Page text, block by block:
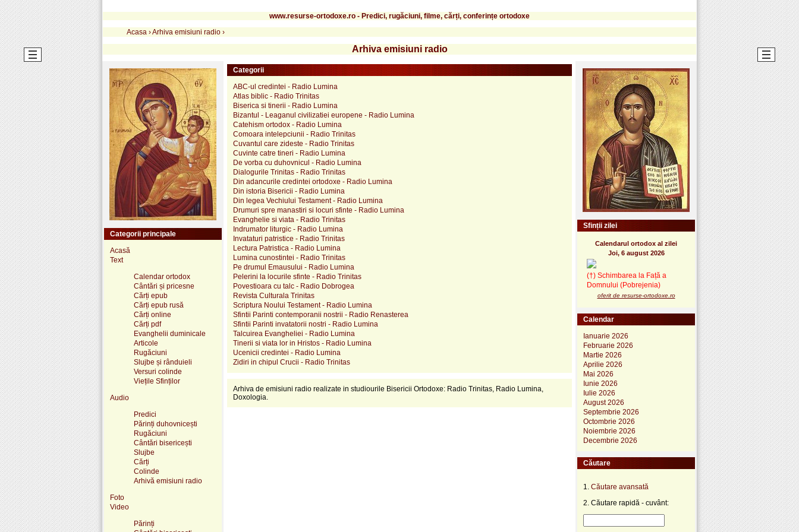
www.resurse-ortodoxe.ro - Predici, rugăciuni, filme, cărți, conferințe ortodoxe
Acasa ›Arhiva emisiuni radio ›
Arhiva emisiuni radio
Categorii principale
Acasă
Text
Calendar ortodox
Cântări și pricesne
Cărți epub
Cărți epub rusă
Cărți online
Cărți pdf
Evanghelii duminicale
Articole
Rugăciuni
Slujbe și rânduieli
Versuri colinde
Viețile Sfinților
Audio
Predici
Părinți duhovnicești
Rugăciuni
Cântări bisericești
Slujbe
Cărți
Colinde
Arhivă emisiuni radio
Foto
Video
Părinți
Categorii
ABC-ul credintei - Radio Lumina
Atlas biblic - Radio Trinitas
Biserica si tinerii - Radio Lumina
Bizantul - Leaganul civilizatiei europene - Radio Lumina
Catehism ortodox - Radio Lumina
Comoara intelepciunii - Radio Trinitas
Cuvantul care zideste - Radio Trinitas
Cuvinte catre tineri - Radio Lumina
De vorba cu duhovnicul - Radio Lumina
Dialogurile Trinitas - Radio Trinitas
Din adancurile credintei ortodoxe - Radio Lumina
Din istoria Bisericii - Radio Lumina
Din legea Vechiului Testament - Radio Lumina
Drumuri spre manastiri si locuri sfinte - Radio Lumina
Evanghelie si viata - Radio Trinitas
Indrumator liturgic - Radio Lumina
Invataturi patristice - Radio Trinitas
Lectura Patristica - Radio Lumina
Lumina cunostintei - Radio Trinitas
Pe drumul Emausului - Radio Lumina
Pelerini la locurile sfinte - Radio Trinitas
Povestioara cu talc - Radio Dobrogea
Revista Culturala Trinitas
Scriptura Noului Testament - Radio Lumina
Sfintii Parinti contemporanii nostrii - Radio Renasterea
Sfintii Parinti invatatorii nostri - Radio Lumina
Talcuirea Evangheliei - Radio Lumina
Tinerii si viata lor in Hristos - Radio Lumina
Ucenicii credintei - Radio Lumina
Zidiri in chipul Crucii - Radio Trinitas
Arhiva de emisiuni radio realizate in studiourile Bisericii Ortodoxe: Radio Trinitas, Radio Lumina,
Doxologia.
Sfinții zilei
Calendarul ortodox al zilei
Joi, 6 august 2026
(†) Schimbarea la Față a
Domnului (Pobrejenia)
oferit de resurse-ortodoxe.ro
Calendar
Ianuarie 2026
Februarie 2026
Martie 2026
Aprilie 2026
Mai 2026
Iunie 2026
Iulie 2026
August 2026
Septembrie 2026
Octombrie 2026
Noiembrie 2026
Decembrie 2026
Căutare
1. Căutare avansată
2. Căutare rapidă - cuvânt: